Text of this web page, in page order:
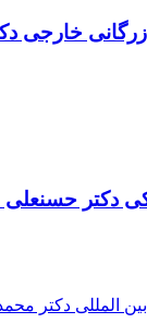
خارجی
دکتر